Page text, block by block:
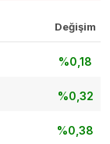
Değişim
%0,18
%0,32
%0,38